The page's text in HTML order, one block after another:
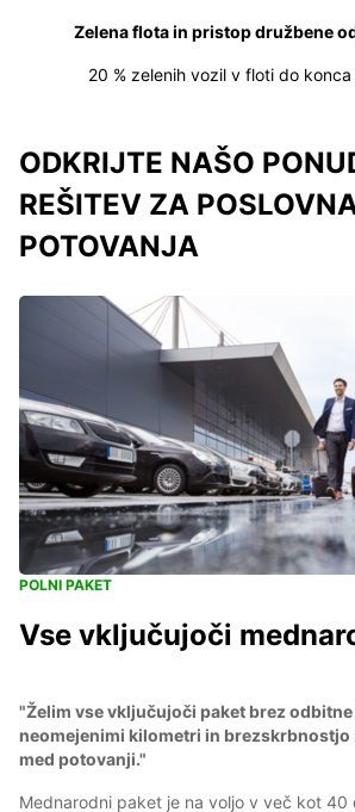
Zelena flota in pristop družbene
20 % zelenih vozil v floti do
ODKRIJTE NAŠO
REŠITEV ZA
POTOVANJA
POLNI PAKET
Vse vključujoči
"Želim vse vključujoči paket brez
neomejenimi kilometri in brezskrbnostjo
med potovanji."
Mednarodni paket je na voljo v več kot 40